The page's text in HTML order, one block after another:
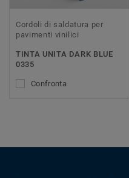
Cordoli di saldatura per
pavimenti vinilici
TINTA UNITA DARK BLUE
0335
Confronta